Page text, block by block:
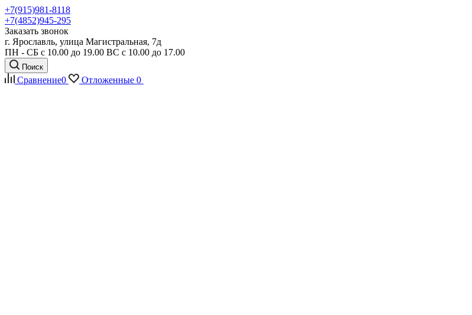
+7(915)981-8118
+7(4852)945-295
Заказать звонок
г. Ярославль, улица Магистральная, 7д
ПН - СБ с 10.00 до 19.00 ВС с 10.00 до 17.00
Поиск
Сравнение0 Отложенные 0